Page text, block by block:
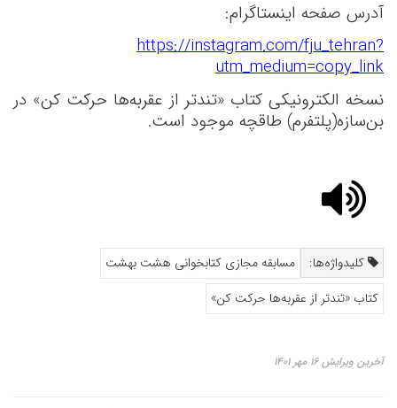
آدرس صفحه اینستاگرام:
https://instagram.com/fju_tehran?
utm_medium=copy_link
نسخه الکترونیکی کتاب «تندتر از عقربه‌ها حرکت کن» در
بن‌سازه(پلتفرم) طاقچه موجود است.
کلیدواژه‌ها:
مسابقه مجازی کتابخوانی هشت بهشت
کتاب «تندتر از عقربه‌ها حرکت کن»
آخرین ویرایش ۱۶ مهر ۱۴۰۱